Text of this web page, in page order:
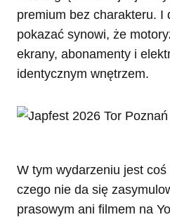
premium bez charakteru. I
pokazać synowi, że
ekrany, abonamenty i
identycznym wnętrzem.
W tym wydarzeniu jest
czego nie da się
prasowym ani filmem na